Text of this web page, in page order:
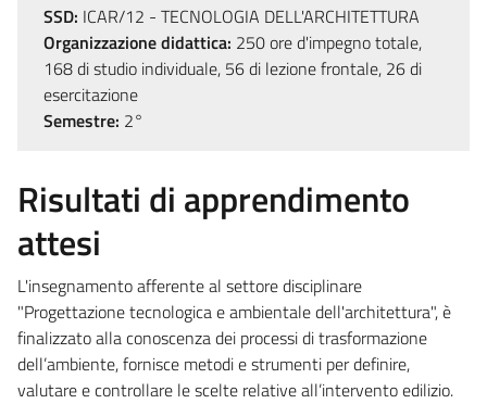
SSD: ICAR/12 - TECNOLOGIA DELL'ARCHITETTURA
Organizzazione didattica: 250 ore d'impegno totale,
168 di studio individuale, 56 di lezione frontale, 26 di
esercitazione
Semestre: 2°
Risultati di apprendimento
attesi
L'insegnamento afferente al settore disciplinare
"Progettazione tecnologica e ambientale dell'architettura", è
finalizzato alla conoscenza dei processi di trasformazione
dell’ambiente, fornisce metodi e strumenti per definire,
valutare e controllare le scelte relative all’intervento edilizio.